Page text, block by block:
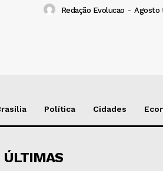
Redação Evolucao - Agosto
Política Cidades
ÚLTIMAS